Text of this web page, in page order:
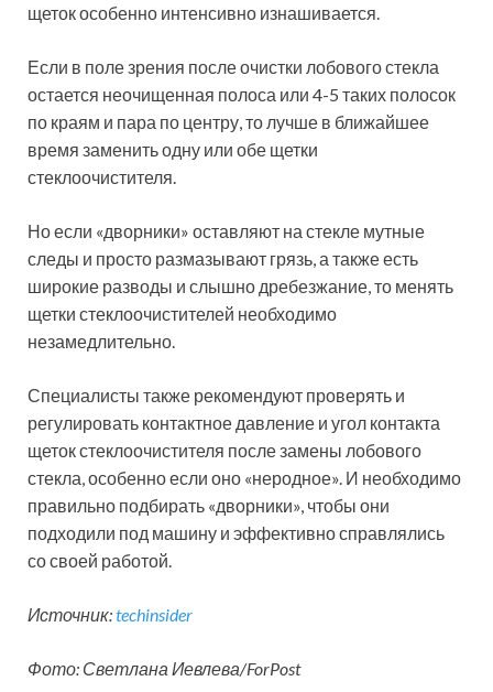
щеток особенно интенсивно изнашивается.
Если в поле зрения после очистки лобового стекла
остается неочищенная полоса или 4-5 таких полосок
по краям и пара по центру, то лучше в ближайшее
время заменить одну или обе щетки
стеклоочистителя.
Но если «дворники» оставляют на стекле мутные
следы и просто размазывают грязь, а также есть
широкие разводы и слышно дребезжание, то менять
щетки стеклоочистителей необходимо
незамедлительно.
Специалисты также рекомендуют проверять и
регулировать контактное давление и угол контакта
щеток стеклоочистителя после замены лобового
стекла, особенно если оно «неродное». И необходимо
правильно подбирать «дворники», чтобы они
подходили под машину и эффективно справлялись
со своей работой.
Источник:techinsider
Фото: Светлана Иевлева/ForPost